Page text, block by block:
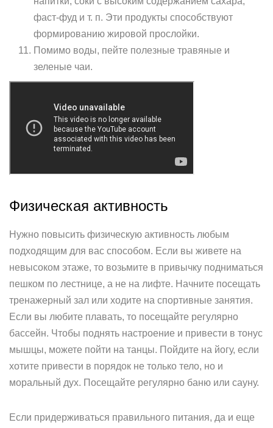
фаст-фуд и т. п. Эти продукты способствуют
формированию жировой прослойки.
Помимо воды, пейте полезные травяные и
зеленые чаи.
Физическая активность
Нужно повысить физическую активность любым
подходящим для вас способом. Если вы живете на
невысоком этаже, то возьмите в привычку подниматься
пешком по лестнице, а не на лифте. Начните посещать
тренажерный зал или ходите на спортивные занятия.
Если вы любите плавать, то посещайте регулярно
бассейн. Чтобы поднять настроение и привести в тонус
мышцы, можете пойти на танцы. Пойдите на йогу, если
хотите привести в порядок не только тело, но и
моральный дух. Посещайте регулярно баню или сауну.
Если придерживаться правильного питания, да и еще